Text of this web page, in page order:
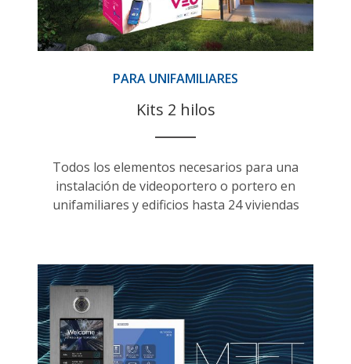
PARA UNIFAMILIARES
Kits 2 hilos
Todos los elementos necesarios para una
instalación de videoportero o portero en
unifamiliares y edificios hasta 24 viviendas